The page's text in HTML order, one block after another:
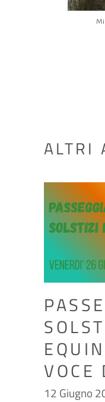
ALTRI
VOCE
12 Giugno